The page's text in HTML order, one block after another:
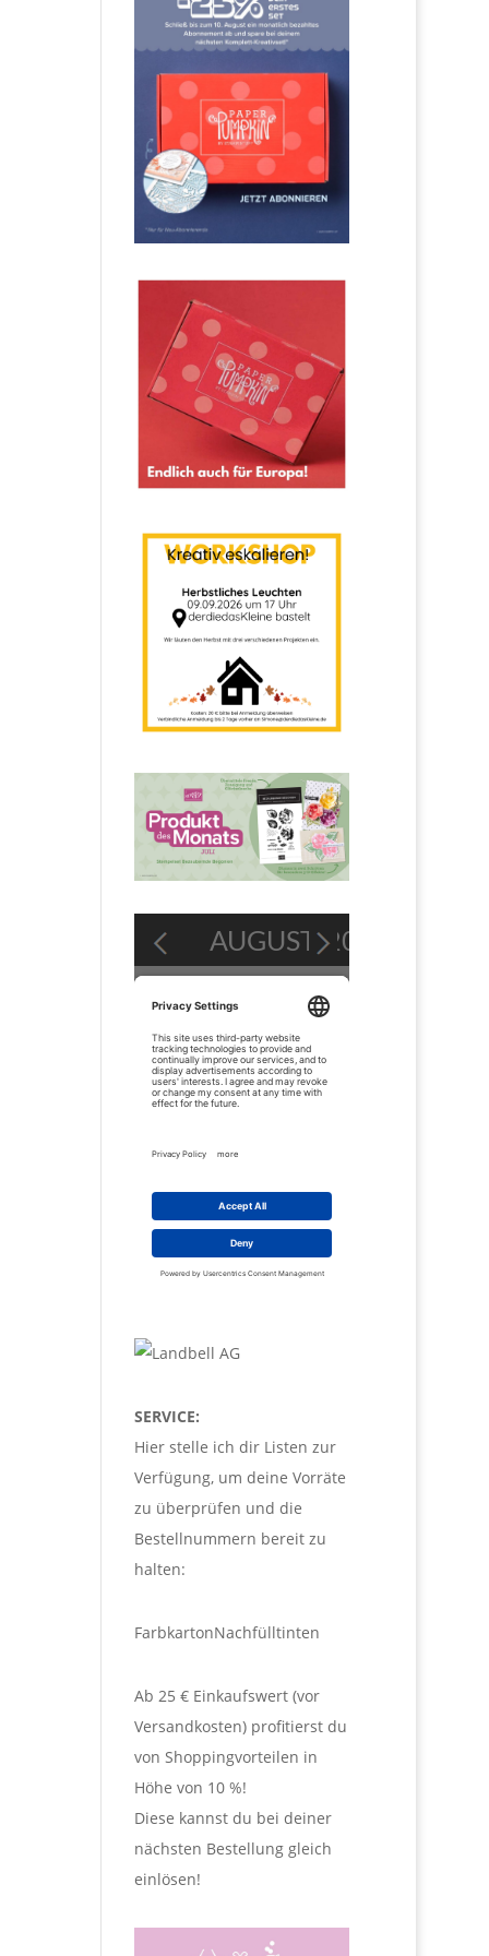
SERVICE:
Hier stelle ich dir Listen zur
Verfügung, um deine Vorräte
zu überprüfen und die
Bestellnummern bereit zu
halten:
FarbkartonNachfülltinten
Ab 25 € Einkaufswert (vor
Versandkosten) profitierst du
von Shoppingvorteilen in
Höhe von 10 %!
Diese kannst du bei deiner
nächsten Bestellung gleich
einlösen!